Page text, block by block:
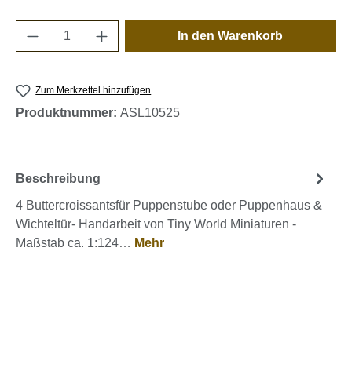
Produkt Anzahl: Gib den gewünschten
In den Warenkorb
Zum Merkzettel hinzufügen
Produktnummer: ASL10525
Beschreibung
4 Buttercroissantsfür Puppenstube oder Puppenhaus &
Wichteltür- Handarbeit von Tiny World Miniaturen -
Maßstab ca. 1:124… Mehr